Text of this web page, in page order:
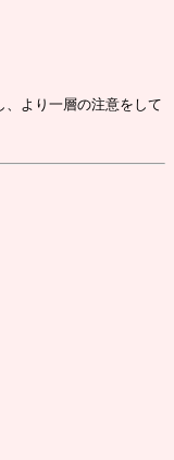
、より一層の注意をして